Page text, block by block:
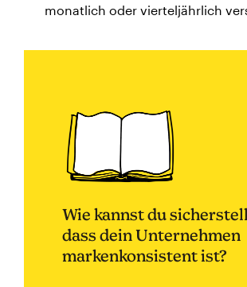
monatlich oder vierteljährlich
Wie kannst du
dass dein Unternehmen
markenkonsistent ist?